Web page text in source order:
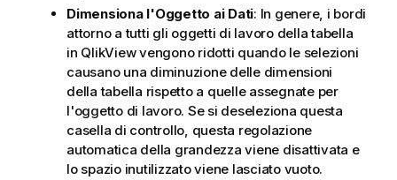
Dimensiona l'Oggetto ai Dati: In genere, i bordi
attorno a tutti gli oggetti di lavoro della tabella
in QlikView vengono ridotti quando le selezioni
causano una diminuzione delle dimensioni
della tabella rispetto a quelle assegnate per
l'oggetto di lavoro. Se si deseleziona questa
casella di controllo, questa regolazione
automatica della grandezza viene disattivata e
lo spazio inutilizzato viene lasciato vuoto.